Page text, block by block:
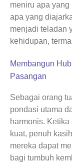
meniru apa
apa yang
menjadi teladan
kehidupan,
Membangun
Pasangan
Sebagai orang
pondasi utama
harmonis.
kuat, penuh
mereka dapat
bagi tumbuh